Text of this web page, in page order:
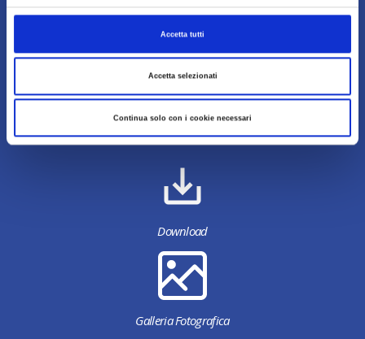
Accetta tutti
Accetta selezionati
Continua solo con i cookie necessari
Contenuti di proprietà di Destinazione Turistica
Download
Galleria Fotografica